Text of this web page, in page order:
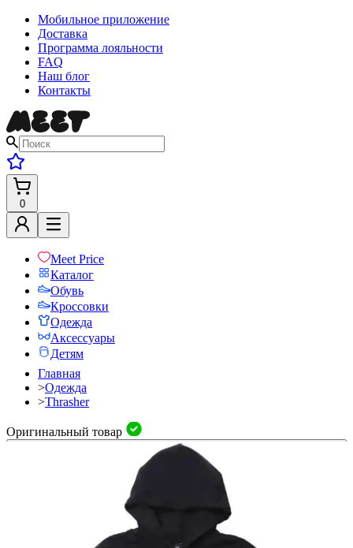
Мобильное приложение
Доставка
Программа лояльности
FAQ
Наш блог
Контакты
0
Meet Price
Каталог
Обувь
Кроссовки
Одежда
Аксессуары
Детям
Главная
>Одежда
>Thrasher
Оригинальный товар